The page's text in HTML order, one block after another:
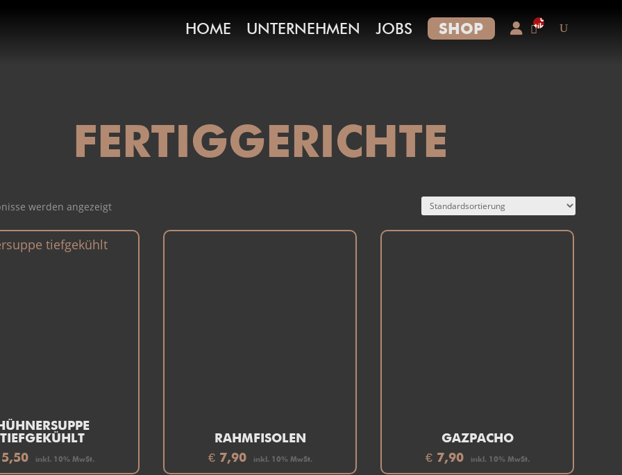
HOME UNTERNEHMEN JOBS SHOP
0-
Artikel
FERTIGGERICHTE
werden angezeigt
TIEFGEKÜHLT
inkl. 10% MwSt.
RAHMFISOLEN
€7,90 inkl. 10% MwSt.
GAZPACHO
€7,90 inkl. 10% MwSt.